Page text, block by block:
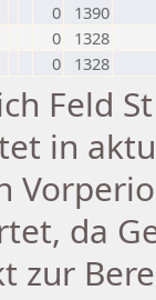
0
1390
0
1328
0 1328
Feld
in
da
zur